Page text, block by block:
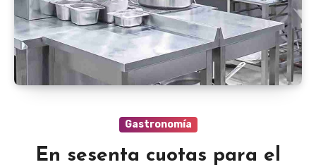
Gastronomía
En sesenta cuotas para el